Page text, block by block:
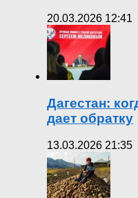
20.03.2026 12:41
Дагестан:
дает обратку
13.03.2026 21:35